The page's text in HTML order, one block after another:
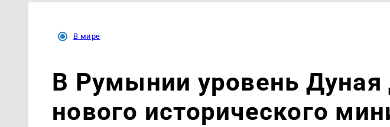
В мире
В Румынии уровень Дуная
нового исторического